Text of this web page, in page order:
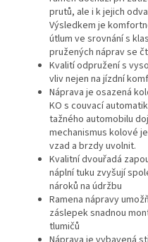
prutů, ale i k jejich
Výsledkem je
útlum ve srovnání s
pružených náprav se
Kvalití odpružení s
vliv nejen na jízdní
Náprava je osazená
KO s couvací
tažného automobilu
mechanismus kolové
vzad a brzdy uvolnit.
Kvalitní dvouřadá
náplní tuku zvyšují
nároků na údržbu
Ramena nápravy
záslepek snadnou
tlumičů